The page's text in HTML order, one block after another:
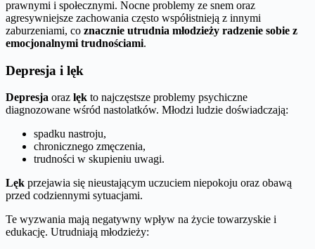
prawnymi i społecznymi. Nocne problemy ze snem oraz
agresywniejsze zachowania często współistnieją z innymi
zaburzeniami, co znacznie utrudnia młodzieży radzenie sobie z
emocjonalnymi trudnościami.
Depresja i lęk
Depresja oraz lęk to najczęstsze problemy psychiczne
diagnozowane wśród nastolatków. Młodzi ludzie doświadczają:
spadku nastroju,
chronicznego zmęczenia,
trudności w skupieniu uwagi.
Lęk przejawia się nieustającym uczuciem niepokoju oraz obawą
przed codziennymi sytuacjami.
Te wyzwania mają negatywny wpływ na życie towarzyskie i
edukację. Utrudniają młodzieży: